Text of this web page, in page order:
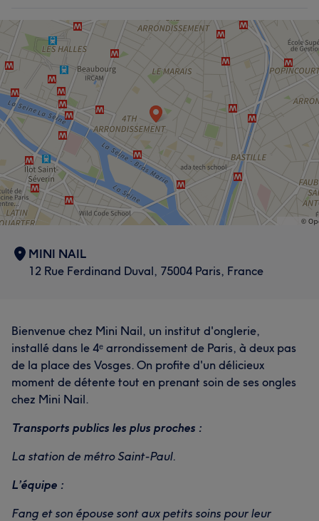
Manucure et Beauté des pieds
L'avis de nos clients sur Fang
Attentif/ive Qualifié/e
Méticuleux/euse 7
MINI NAIL
12 Rue Ferdinand Duval, 75004 Paris, France
Bienvenue chez Mini Nail, un institut d'onglerie,
installé dans le 4ᵉ arrondissement de Paris, à deux pas
de la place des Vosges. On profite d'un délicieux
moment de détente tout en prenant soin de ses ongles
chez Mini Nail.
Transports publics les plus proches :
La station de métro Saint-Paul.
L’équipe :
Fang et son épouse sont aux petits soins pour leur